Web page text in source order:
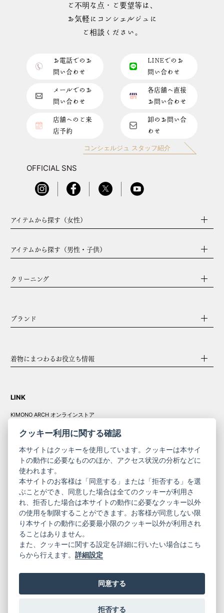
ご不明な点・ご要望等は、
お気軽にコンシェルジュに
ご相談ください。
お電話でのお
問い合わせ
LINEでのお
問い合わせ
メールでのお
問い合わせ
各店舗へ直接
お問い合わせ
店舗へのご来
店予約
卸のお問い合
わせ
コンシェルジュ スタッフ紹介
OFFICIAL SNS
アイテムから探す（女性）
アイテムから探す（男性・子供）
クリーニング
ブランド
着物にまつわるお役立ち情報
LINK
KIMONO ARCH オンラインストア
コーポレート
サイト
きものやまと振
袖
サイト
ニュースレター
ご利用案内
お問い合わせ
プライバシーポリシー
特定商取引法に基づく表記
ご利用規約
© 2019 YAMATO CO, LTD.
クッキー利用に関する確認
本サイトはクッキーを使用しています。クッキーは本サイ
トの動作に必要なもののほか、アクセス状況の分析などに
使われます。
本サイトのお客様は「同意する」または「拒否する」を選
ぶことができ、同意した場合は全てのクッキーが利用さ
れ、拒否した場合は本サイトの動作に必要なクッキー以外
の使用を制限することができます。お客様が同意しない限
り本サイトの動作に必要最小限のクッキー以外が利用され
ることはありません。
また、クッキーに関する設定を詳細に行いたい場合はこち
らから行えます。詳細設定
同意する
拒否する